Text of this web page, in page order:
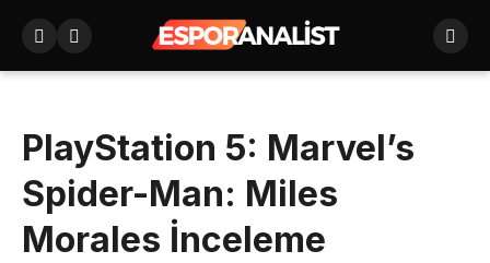
PlayStation 5: Marvel’s
Spider-Man: Miles
Morales İnceleme